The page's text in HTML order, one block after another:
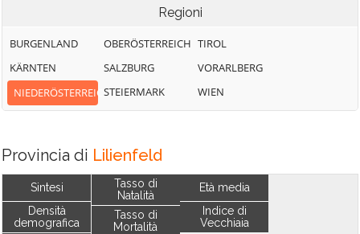
Regioni
BURGENLAND
KÄRNTEN
NIEDERÖSTERREICH
OBERÖSTERREICH
SALZBURG
STEIERMARK
TIROL
VORARLBERG
WIEN
Provincia di Lilienfeld
Sintesi
Densità
demografica
Tasso di
Natalità
Tasso di
Mortalità
Età media
Indice di
Vecchiaia